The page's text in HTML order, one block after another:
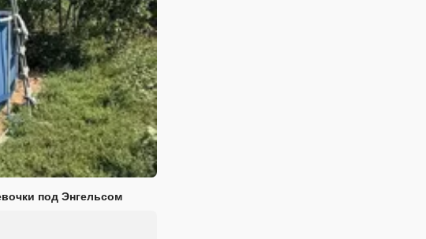
под Энгельсом